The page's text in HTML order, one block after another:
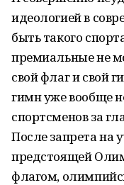
идеологией в
быть такого
премиальные не
свой флаг и свой
гимн уже вообще
спортсменов за
После запрета на
предстоящей
флагом,